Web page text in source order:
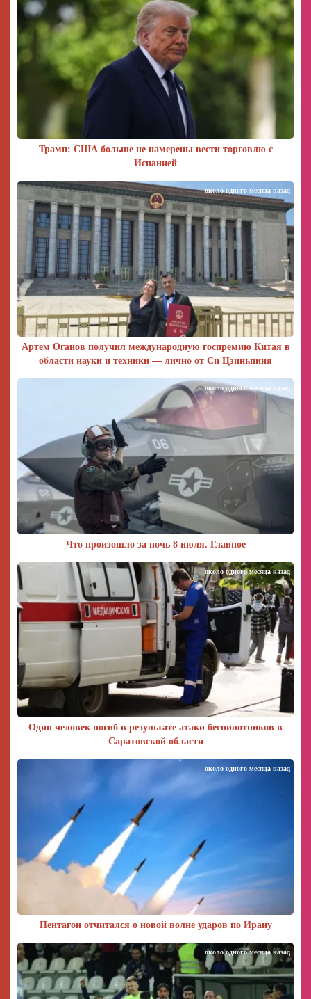
Трамп: США больше не намерены вести торговлю с
Испанией
Артем Оганов получил международную госпремию Китая в
области науки и техники — лично от Си Цзиньпиня
около одного месяца назад
Что произошло за ночь 8 июля. Главное
около одного месяца назад
Один человек погиб в результате атаки беспилотников в
Саратовской области
около одного месяца назад
Пентагон отчитался о новой волне ударов по Ирану
около одного месяца назад
около одного месяца назад